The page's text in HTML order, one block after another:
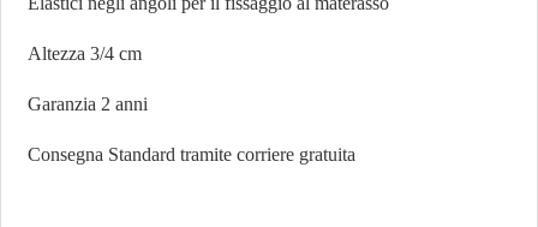
Altezza 3/4 cm
Garanzia 2 anni
Consegna Standard tramite corriere gratuita